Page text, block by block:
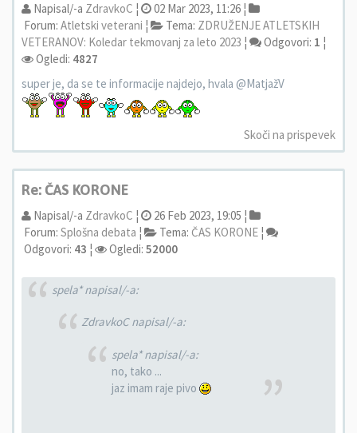
Napisal/-a ZdravkoC ¦
02 Mar 2023, 11:26 ¦
Forum: Atletski veterani ¦ Tema: ZDRUŽENJE ATLETSKIH
VETERANOV: Koledar tekmovanj za leto 2023 ¦ Odgovori: 1 ¦
Ogledi: 4827
super je, da se te informacije najdejo, hvala @MatjažV
Skoči na prispevek
Re: ČAS KORONE
Napisal/-a ZdravkoC ¦
26 Feb 2023, 19:05 ¦
Forum: Splošna debata ¦ Tema: ČAS KORONE ¦
Odgovori: 43 ¦ Ogledi: 52000
spela* napisal/-a:
ZdravkoC napisal/-a:
spela* napisal/-a:
no, tako ...
jaz imam raje pivo